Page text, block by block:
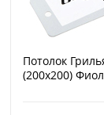
Потолок
(200х200)